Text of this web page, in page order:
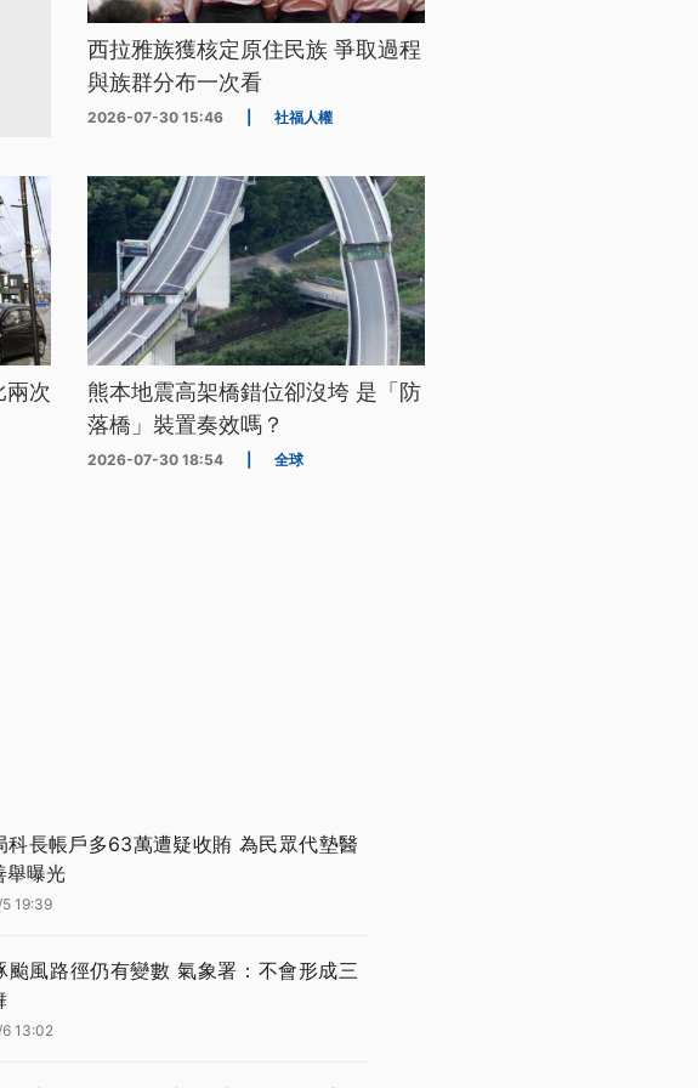
西拉雅族獲核定原住民族 爭取過程
與族群分布一次看
2026-07-30 15:46 社福人權
兩次
熊本地震高架橋錯位卻沒垮 是「防
落橋」裝置奏效嗎？
2026-07-30 18:54 全球
科長帳戶多63萬遭疑收賄 為民眾代墊醫
舉曝光
19:39
颱風路徑仍有變數 氣象署：不會形成三
13:02